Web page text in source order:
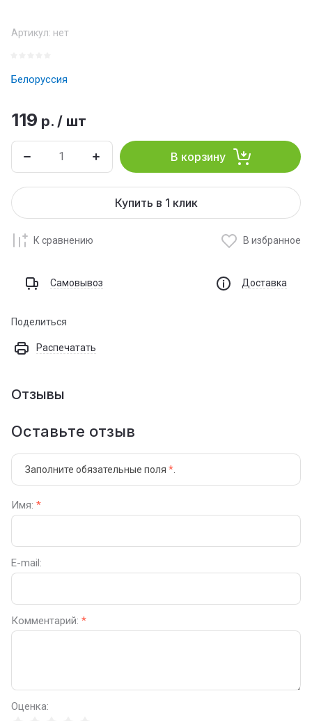
Артикул: нет
Белоруссия
119 р. / шт
В корзину
Купить в 1 клик
К сравнению В избранное
Самовывоз Доставка
Поделиться
Распечатать
Отзывы
Оставьте отзыв
Заполните обязательные поля *
Имя: *
E-mail:
Комментарий: *
Оценка: